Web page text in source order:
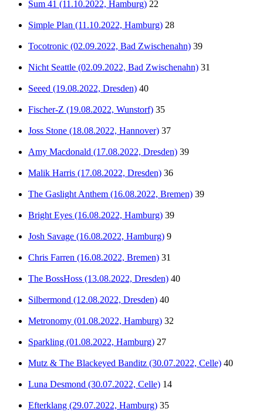
Sum 41 (11.10.2022, Hamburg) 22
Simple Plan (11.10.2022, Hamburg) 28
Tocotronic (02.09.2022, Bad Zwischenahn) 39
Nicht Seattle (02.09.2022, Bad Zwischenahn) 31
Seeed (19.08.2022, Dresden) 40
Fischer-Z (19.08.2022, Wunstorf) 35
Joss Stone (18.08.2022, Hannover) 37
Amy Macdonald (17.08.2022, Dresden) 39
Malik Harris (17.08.2022, Dresden) 36
The Gaslight Anthem (16.08.2022, Bremen) 39
Bright Eyes (16.08.2022, Hamburg) 39
Josh Savage (16.08.2022, Hamburg) 9
Chris Farren (16.08.2022, Bremen) 31
The BossHoss (13.08.2022, Dresden) 40
Silbermond (12.08.2022, Dresden) 40
Metronomy (01.08.2022, Hamburg) 32
Sparkling (01.08.2022, Hamburg) 27
Mutz & The Blackeyed Banditz (30.07.2022, Celle) 40
Luna Desmond (30.07.2022, Celle) 14
Efterklang (29.07.2022, Hamburg) 35